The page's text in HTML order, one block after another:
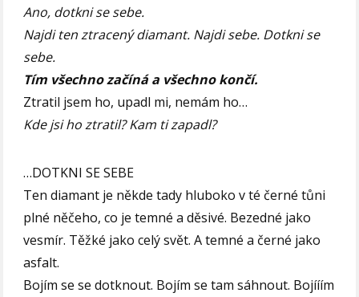
Ano, dotkni se sebe.
Najdi ten ztracený diamant. Najdi sebe. Dotkni se
sebe.
Tím všechno začíná a všechno končí.
Ztratil jsem ho, upadl mi, nemám ho…
Kde jsi ho ztratil? Kam ti zapadl?
…DOTKNI SE SEBE
Ten diamant je někde tady hluboko v té černé tůni
plné něčeho, co je temné a děsivé. Bezedné jako
vesmír. Těžké jako celý svět. A temné a černé jako
asfalt.
Bojím se se dotknout. Bojím se tam sáhnout. Bojííím